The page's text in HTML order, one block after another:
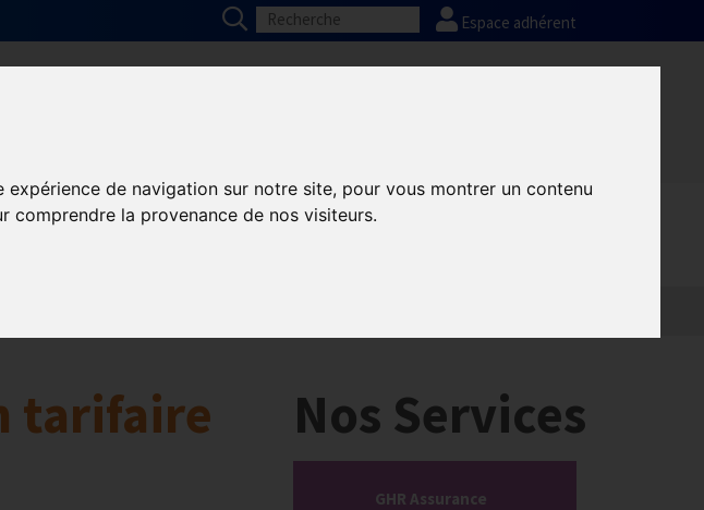
de navigation sur notre site, pour vous montrer un contenu
comprendre la provenance de nos visiteurs.
Espace adhérent
tarifaire Nos Services
GHR Assurance